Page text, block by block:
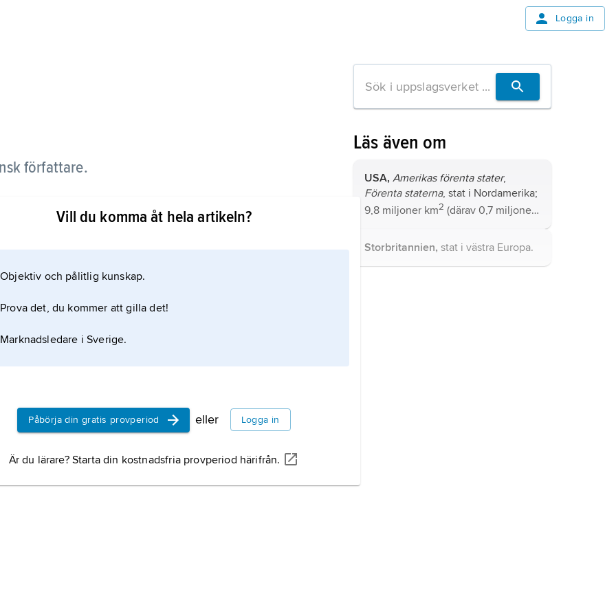
Logga in
författare.
sin främsta problemlösare, psykiatern Basil
pusseldeckare. Det psykologiska djupet
hör
Vill du komma åt hela artikeln?
Objektiv och pålitlig kunskap.
Prova det, du kommer att gilla det!
Marknadsledare i Sverige.
Påbörja din gratis provperiod eller Logga in
Är du lärare? Starta din kostnadsfria provperiod härifrån.
Läs även om
USA, Amerikas förenta stater,
Förenta staterna, stat i Nordamerika;
9,8 miljoner km2 (därav 0,7 miljoner
(2024).
Storbritannien, stat i västra Europa.